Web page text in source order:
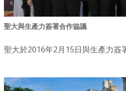
聖大與生產力簽署合作協議
聖大於2016年2月15日與生產力簽